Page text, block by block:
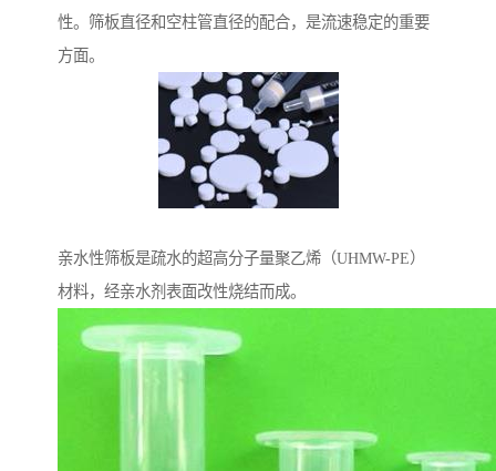
性。筛板直径和空柱管直径的配合，是流速稳定的重要
方面。
亲水性筛板是疏水的超高分子量聚乙烯（UHMW-PE）
材料，经亲水剂表面改性烧结而成。